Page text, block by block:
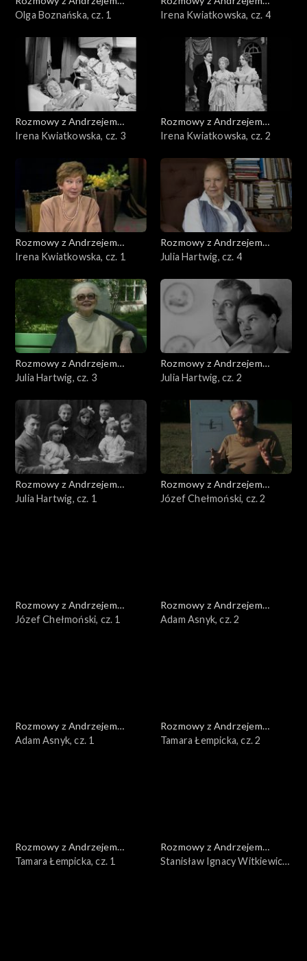
Doboszem
Olga Boznańska, cz. 1
Doboszem
Irena Kwiatkowska, cz. 4
Rozmowy z Andrzejem
Doboszem
Irena Kwiatkowska, cz. 3
Rozmowy z Andrzejem
Doboszem
Irena Kwiatkowska, cz. 2
Rozmowy z Andrzejem
Doboszem
Irena Kwiatkowska, cz. 1
Rozmowy z Andrzejem
Doboszem
Julia Hartwig, cz. 4
Rozmowy z Andrzejem
Doboszem
Julia Hartwig, cz. 3
Rozmowy z Andrzejem
Doboszem
Julia Hartwig, cz. 2
Rozmowy z Andrzejem
Doboszem
Julia Hartwig, cz. 1
Rozmowy z Andrzejem
Doboszem
Józef Chełmoński, cz. 2
Rozmowy z Andrzejem
Doboszem
Józef Chełmoński, cz. 1
Rozmowy z Andrzejem
Doboszem
Adam Asnyk, cz. 2
Rozmowy z Andrzejem
Doboszem
Adam Asnyk, cz. 1
Rozmowy z Andrzejem
Doboszem
Tamara Łempicka, cz. 2
Rozmowy z Andrzejem
Doboszem
Tamara Łempicka, cz. 1
Rozmowy z Andrzejem
Doboszem
Stanisław Ignacy Witkiewicz,